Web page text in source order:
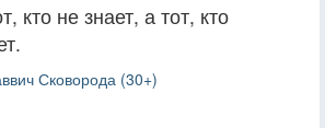
кто не знает, а тот, кто
Сковорода (30+)